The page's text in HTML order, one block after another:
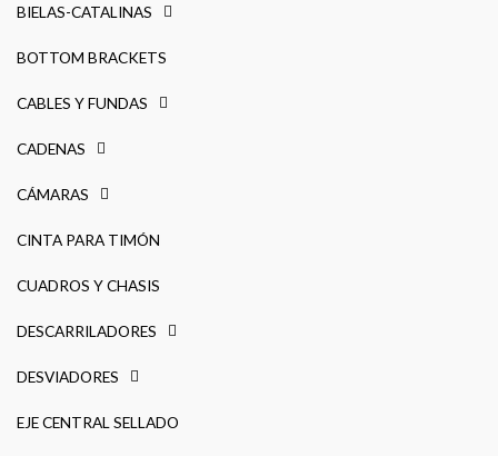
BIELAS-CATALINAS
BOTTOM BRACKETS
CABLES Y FUNDAS
CADENAS
CÁMARAS
CINTA PARA TIMÓN
CUADROS Y CHASIS
DESCARRILADORES
DESVIADORES
EJE CENTRAL SELLADO